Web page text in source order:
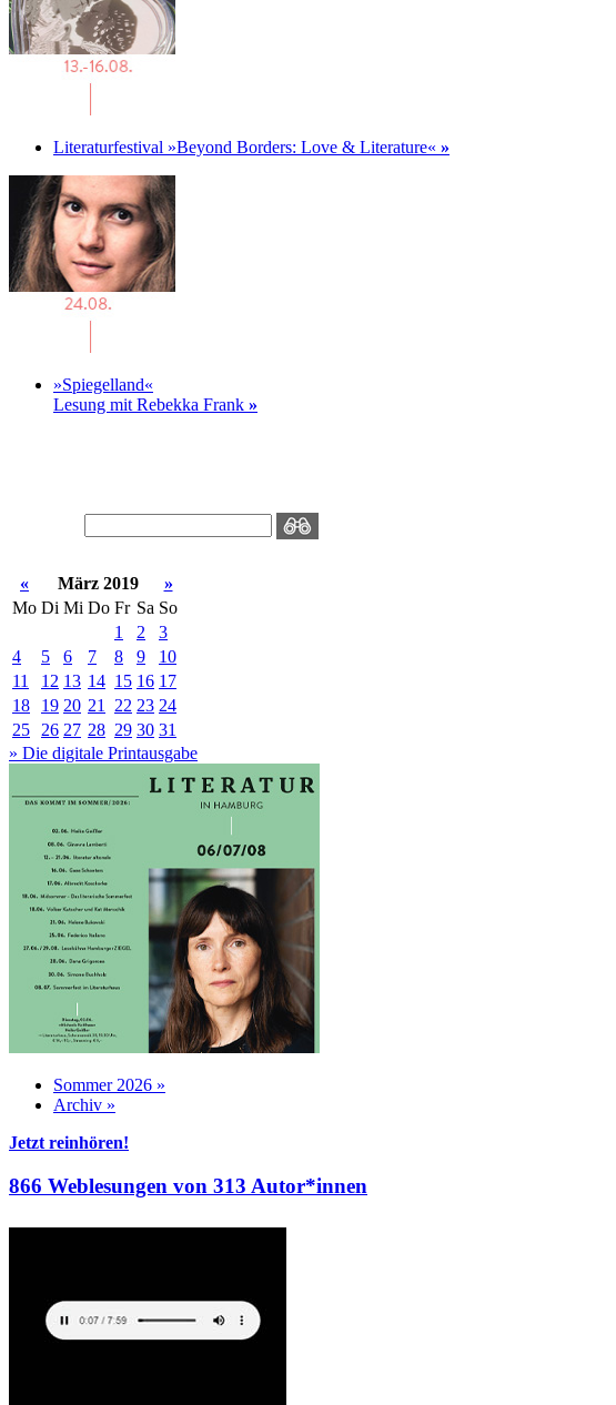
Literaturfestival »Beyond Borders: Love & Literature« »
»Spiegelland«
Lesung mit Rebekka Frank »
« März 2019
»
Mo Di Mi Do Fr Sa So
1
2
3
4
5 6 7 8 9
10
11
12 13 14 15 16 17
18
19 20 21 22 23 24
25
26 27 28 29 30 31
» Die digitale Printausgabe
Sommer 2026 »
Archiv »
Jetzt reinhören!
866 Weblesungen von 313 Autor*innen